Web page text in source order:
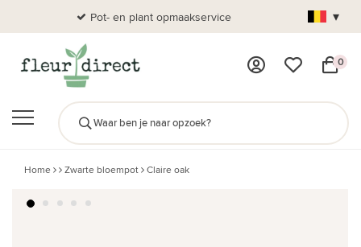
Pot- en plant opmaakservice ▾
0
Home Zwarte bloempot Claire oak